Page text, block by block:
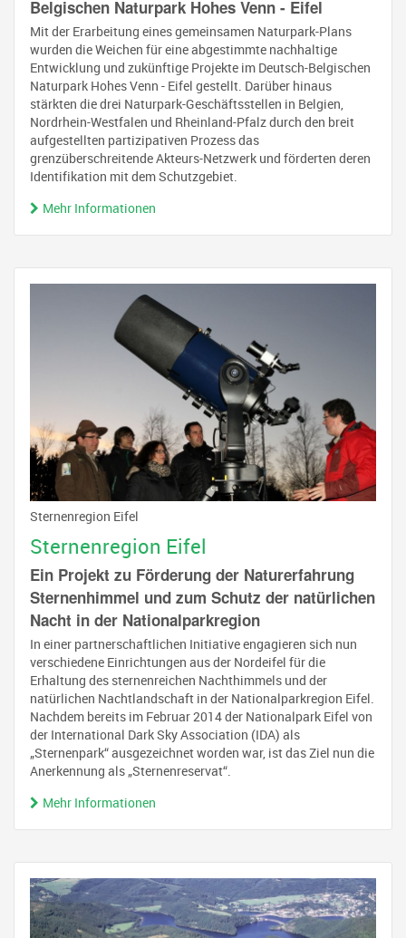
Belgischen Naturpark Hohes Venn - Eifel
Mit der Erarbeitung eines gemeinsamen Naturpark-Plans
wurden die Weichen für eine abgestimmte nachhaltige
Entwicklung und zukünftige Projekte im Deutsch-Belgischen
Naturpark Hohes Venn - Eifel gestellt. Darüber hinaus
stärkten die drei Naturpark-Geschäftsstellen in Belgien,
Nordrhein-Westfalen und Rheinland-Pfalz durch den breit
aufgestellten partizipativen Prozess das
grenzüberschreitende Akteurs-Netzwerk und förderten deren
Identifikation mit dem Schutzgebiet.
Mehr Informationen
Sternenregion Eifel
Sternenregion Eifel
Ein Projekt zu Förderung der Naturerfahrung
Sternenhimmel und zum Schutz der natürlichen
Nacht in der Nationalparkregion
In einer partnerschaftlichen Initiative engagieren sich nun
verschiedene Einrichtungen aus der Nordeifel für die
Erhaltung des sternenreichen Nachthimmels und der
natürlichen Nachtlandschaft in der Nationalparkregion Eifel.
Nachdem bereits im Februar 2014 der Nationalpark Eifel von
der International Dark Sky Association (IDA) als
„Sternenpark“ ausgezeichnet worden war, ist das Ziel nun die
Anerkennung als „Sternenreservat“.
Mehr Informationen